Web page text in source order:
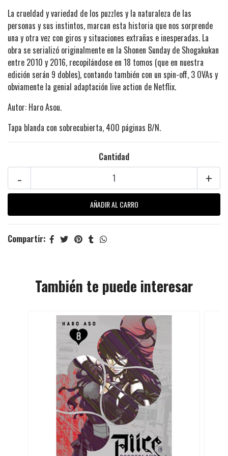
La crueldad y variedad de los puzzles y la naturaleza de las
personas y sus instintos, marcan esta historia que nos sorprende
una y otra vez con giros y situaciones extrañas e inesperadas. La
obra se serializó originalmente en la Shonen Sunday de Shogakukan
entre 2010 y 2016, recopilándose en 18 tomos (que en nuestra
edición serán 9 dobles), contando también con un spin-off, 3 OVAs y
obviamente la genial adaptación live action de Netflix.
Autor: Haro Asou.
Tapa blanda con sobrecubierta, 400 páginas B/N.
Cantidad
+
-
Compartir:
También te puede interesar